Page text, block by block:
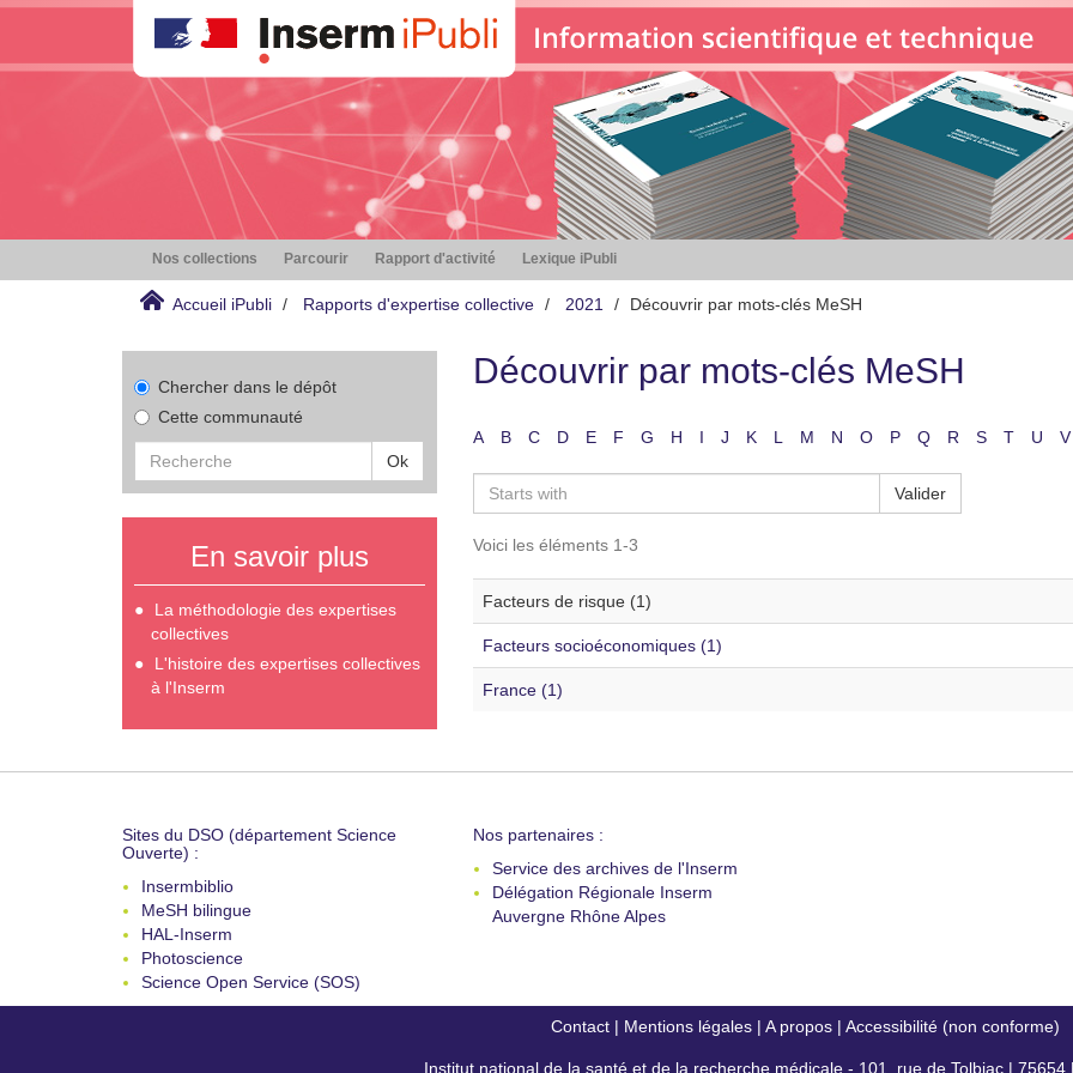
Nos collections Parcourir Rapport d'activité Lexique iPubli
Accueil iPubli Rapports d'expertise collective 2021 Découvrir par mots-clés MeSH
Chercher dans le dépôt
Cette communauté
Ok
En savoir plus
La méthodologie des expertises
collectives
L'histoire des expertises collectives
à l'Inserm
Découvrir par mots-clés MeSH
A B C D E F G H I J K L M N O P Q R S T U V
Valider
Voici les éléments 1-3
Facteurs de risque (1)
Facteurs socioéconomiques (1)
France (1)
Sites du DSO (département Science
Ouverte) :
Insermbiblio
MeSH bilingue
HAL-Inserm
Photoscience
Science Open Service (SOS)
Nos partenaires :
Service des archives de l'Inserm
Délégation Régionale Inserm
Auvergne Rhône Alpes
Contact| Mentions légales| A propos| Accessibilité (non conforme)
Institut national de la santé et de la recherche médicale - 101, rue de Tolbiac | 75654